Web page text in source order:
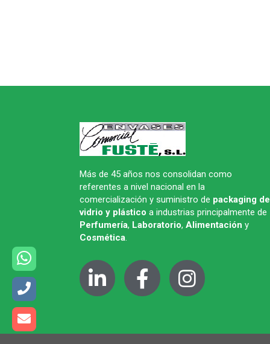
Más de 45 años nos consolidan como
referentes a nivel nacional en la
comercialización y suministro de packaging de
vidrio y plástico a industrias principalmente de
Perfumería, Laboratorio, Alimentación y
Cosmética.